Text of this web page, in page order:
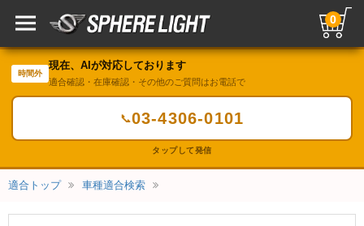
0
時間外
現在、AIが対応しております
適合確認・在庫確認・その他のご質問はお電話で
📞03-4306-0101
タップして発信
適合トップ 車種適合検索